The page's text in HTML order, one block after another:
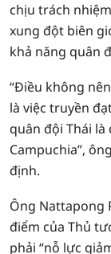
chịu trách
xung đột biên
khả năng quân
“Điều không
là việc truyền
quân đội Thái là
Campuchia”,
định.
Ông Nattapong
điểm của Thủ
phải “nỗ lực